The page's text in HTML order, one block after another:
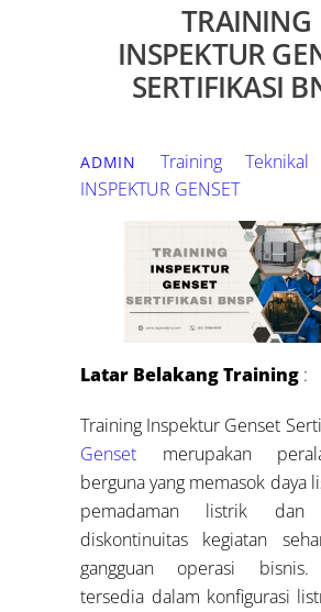
TRAINING
INSPEKTUR
SERTIFIKASI
ADMIN Training Teknikal
INSPEKTUR GENSET
Latar Belakang Training :
Training Inspektur Genset
Genset merupakan
berguna yang memasok daya
pemadaman listrik dan
diskontinuitas kegiatan
gangguan operasi bisnis.
tersedia dalam konfigurasi